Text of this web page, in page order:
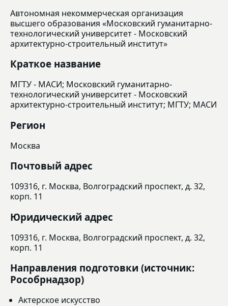
Автономная некоммерческая организация
высшего образования «Московский гуманитарно-
технологический университет - Московский
архитектурно-строительный институт»
Краткое название
МГТУ - МАСИ; Московский гуманитарно-
технологический университет - Московский
архитектурно-строительный институт; МГТУ; МАСИ
Регион
Москва
Почтовый адрес
109316, г. Москва, Волгоградский проспект, д. 32,
корп. 11
Юридический адрес
109316, г. Москва, Волгоградский проспект, д. 32,
корп. 11
Направления подготовки (источник:
Рособрнадзор)
Актерское искусство